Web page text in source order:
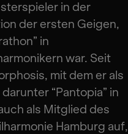
in der
der ersten Geigen,
in
war. Seit
mit dem er als
“Pantopia” in
als Mitglied des
Hamburg auf,